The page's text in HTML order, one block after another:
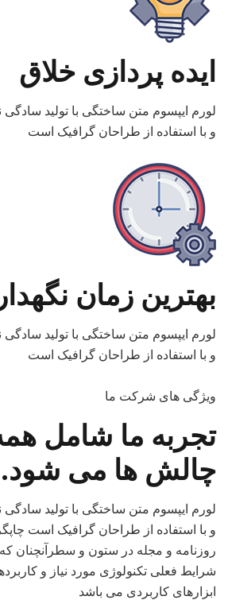
ایده پردازی خلاق
لورم ایپسوم متن ساختگی با تولید
و با استفاده از طراحان گرافیک است
بهترین زمان
لورم ایپسوم متن ساختگی با تولید
و با استفاده از طراحان گرافیک است
ویژگی های شرکت ما
تجربه ما شامل
چالش ها می شود.
لورم ایپسوم متن ساختگی با تولید
و با استفاده از طراحان گرافیک است
روزنامه و مجله در ستون و سطرآنچنان
شرایط فعلی تکنولوژی مورد نیاز و
ابزارهای کاربردی می باشد